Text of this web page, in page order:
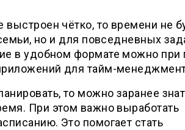
выстроен чётко, то времени не
но и для повседневных
в удобном формате можно
для тайм-
то можно заранее
При этом важно выработать
Это помогает стать